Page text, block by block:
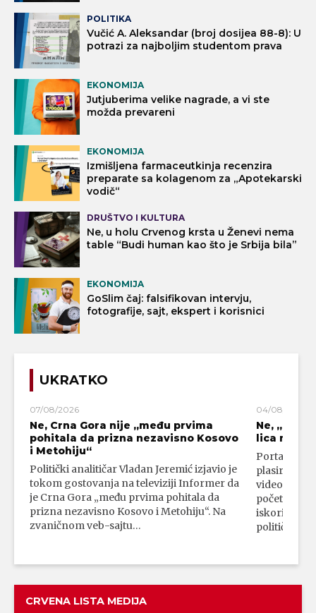
POLITIKA
Vučić A. Aleksandar (broj dosijea 88-8): U
potrazi za najboljim studentom prava
EKONOMIJA
Jutjuberima velike nagrade, a vi ste
možda prevareni
EKONOMIJA
Izmišljena farmaceutkinja recenzira
preparate sa kolagenom za „Apotekarski
vodič“
DRUŠTVO I KULTURA
Ne, u holu Crvenog krsta u Ženevi nema
table “Budi human kao što je Srbija bila”
EKONOMIJA
GoSlim čaj: falsifikovan intervju,
fotografije, sajt, ekspert i korisnici
UKRATKO
07/08/2026
Ne, Crna Gora nije „među prvima
pohitala da prizna nezavisno Kosovo
i Metohiju“
Politički analitičar Vladan Jeremić izjavio je
tokom gostovanja na televiziji Informer da
je Crna Gora „među prvima pohitala da
prizna nezavisno Kosovo i Metohiju“. Na
zvaničnom veb-sajtu…
04/08/2026
Ne,
lica
Portal 24
plasirali su
video-
početka
iskorišćava
političkim
CRVENA LISTA MEDIJA